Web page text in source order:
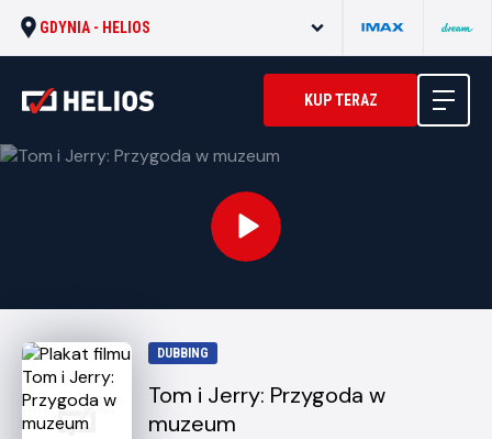
GDYNIA - HELIOS
KUP TERAZ
DUBBING
Tom i Jerry: Przygoda w
muzeum